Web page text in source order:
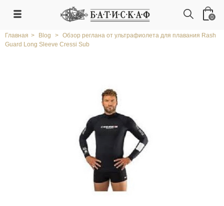
0
Главная > Blog > Обзор реглана от ультрафиолета для плавания Rash
Guard Long Sleeve Cressi Sub